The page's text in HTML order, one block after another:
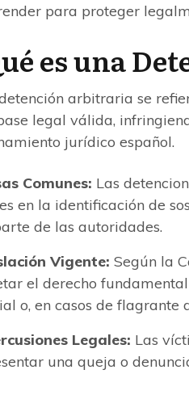
para proteger
es una
arbitraria se
legal válida,
jurídico español.
Comunes: Las
en la identificación de
de las autoridades.
Vigente: Según la
el derecho
o, en casos de flagrante
Legales: Las
una queja o